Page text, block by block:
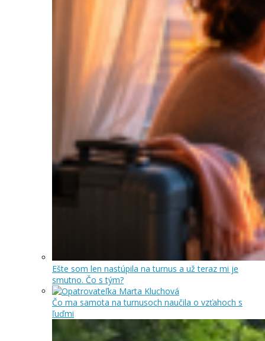
Ešte som len nastúpila na turnus a už teraz mi je
smutno. Čo s tým?
Čo ma samota na turnusoch naučila o vzťahoch s
ľuďmi